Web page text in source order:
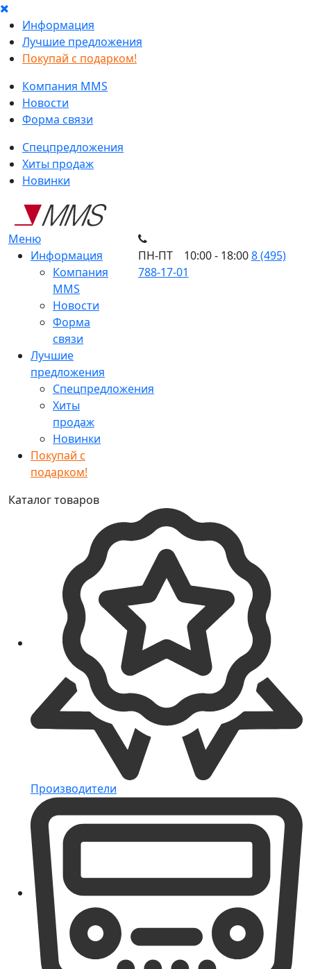
Информация
Лучшие предложения
Покупай с подарком!
Компания MMS
Новости
Форма связи
Спецпредложения
Хиты продаж
Новинки
Меню
Информация
Компания
MMS
Новости
Форма
связи
Лучшие
предложения
Спецпредложения
Хиты
продаж
Новинки
Покупай с
подарком!
ПН-ПТ 10:00 - 18:008 (495)
788-17-01
Каталог товаров
Производители